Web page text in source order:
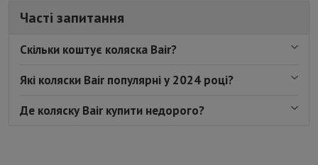
Часті запитання
Скільки коштує коляска Bair?
Які коляски Bair популярні у 2024 році?
Де коляску Bair купити недорого?